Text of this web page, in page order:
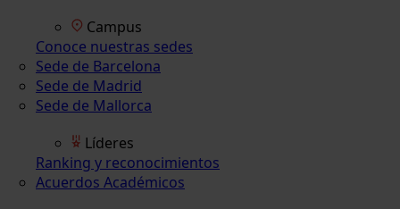
Campus
Conoce nuestras sedes
Sede de Barcelona
Sede de Madrid
Sede de Mallorca
Líderes
Ranking y reconocimientos
Acuerdos Académicos